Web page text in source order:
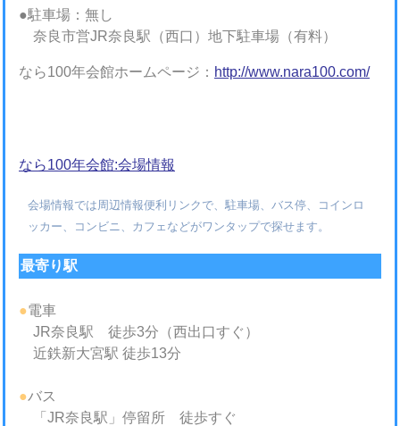
●駐車場：無し
奈良市営JR奈良駅（西口）地下駐車場（有料）
なら100年会館ホームページ： http://www.nara100.com/
なら100年会館:会場情報
会場情報では周辺情報便利リンクで、駐車場、バス停、コインロ
ッカー、コンビニ、カフェなどがワンタップで探せます。
最寄り駅
●電車
JR奈良駅 徒歩3分（西出口すぐ）
近鉄新大宮駅 徒歩13分
●バス
「JR奈良駅」停留所 徒歩すぐ